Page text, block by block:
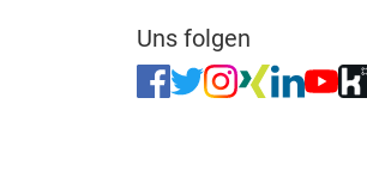
Uns folgen